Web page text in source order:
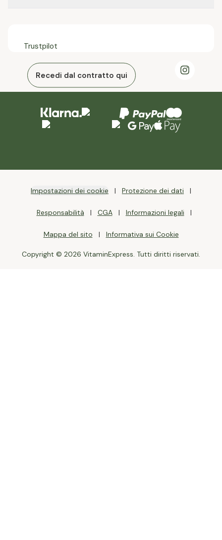
Trustpilot
Recedi dal contratto qui
Impostazioni dei cookie Protezione dei dati
Responsabilità CGA Informazioni legali
Mappa del sito Informativa sui Cookie
Copyright © 2026 VitaminExpress. Tutti diritti riservati.